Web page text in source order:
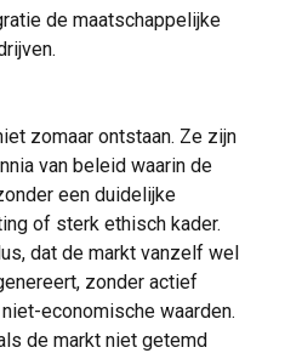
de maatschappelijke
zomaar ontstaan. Ze zijn
van beleid waarin de
een duidelijke
of sterk ethisch kader.
dat de markt vanzelf wel
zonder actief
economische waarden.
de markt niet getemd